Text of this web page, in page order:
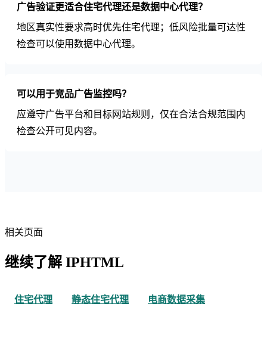
广告验证更适合住宅代理还是数据中心代理？
地区真实性要求高时优先住宅代理；低风险批量可达性
检查可以使用数据中心代理。
可以用于竞品广告监控吗？
应遵守广告平台和目标网站规则，仅在合法合规范围内
检查公开可见内容。
相关页面
继续了解 IPHTML
住宅代理 静态住宅代理 电商数据采集